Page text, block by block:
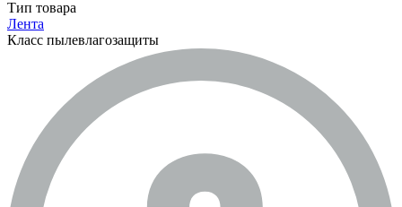
Тип товара
Лента
Класс пылевлагозащиты